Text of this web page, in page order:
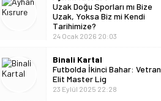
BİST
Uzak Doğu Sporları mı Bize
Uzak, Yoksa Biz mi Kendi
Tarihimize?
24 Ocak 2026 20:03
Binali Kartal
Futbolda İkinci Bahar: Vetran
Elit Master Lig
23 Eylül 2025 22:28